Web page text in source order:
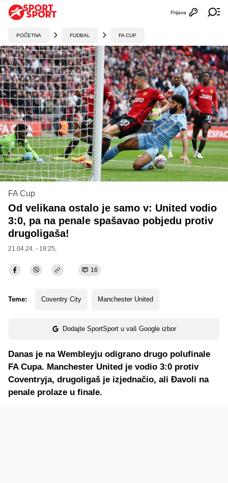
Otvori
Prijava
POČETNA FUDBAL FA CUP
FA Cup
Od velikana ostalo je samo v: United vodio
3:0, pa na penale spašavao pobjedu protiv
drugoligaša!
21.04.24. - 19:25,
16
Teme: Coventry City Manchester United
Dodajte SportSport u vaš Google izbor
Danas je na Wembleyju odigrano drugo polufinale
FA Cupa. Manchester United je vodio 3:0 protiv
Coventryja, drugoligaš je izjednačio, ali Đavoli na
penale prolaze u finale.